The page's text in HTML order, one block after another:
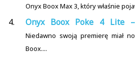
Onyx Boox Max 3, który właśnie
Onyx Boox Poke 4 Lite
Niedawno swoją premierę miał
Boox....